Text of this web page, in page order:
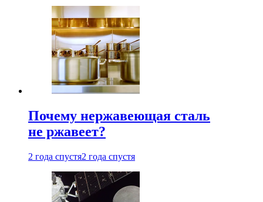
Почему нержавеющая сталь
не ржавеет?
2 года спустя2 года спустя